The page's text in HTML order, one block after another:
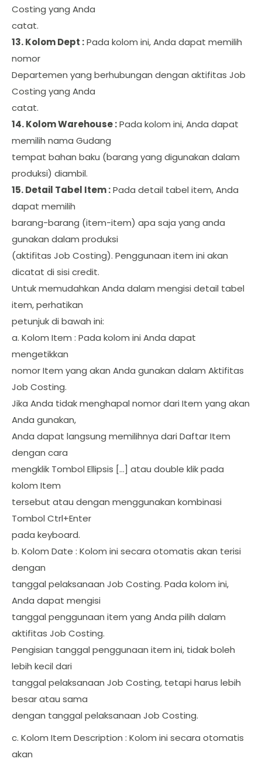
Costing yang Anda
catat.
13. Kolom Dept :Pada kolom ini, Anda dapat memilih
nomor
Departemen yang berhubungan dengan aktifitas Job
Costing yang Anda
catat.
14. Kolom Warehouse :Pada kolom ini, Anda dapat
memilih nama Gudang
tempat bahan baku (barang yang digunakan dalam
produksi) diambil.
15. Detail Tabel Item :Pada detail tabel item, Anda
dapat memilih
barang-barang (item-item) apa saja yang anda
gunakan dalam produksi
(aktifitas Job Costing). Penggunaan item ini akan
dicatat di sisi credit.
Untuk memudahkan Anda dalam mengisi detail tabel
item, perhatikan
petunjuk di bawah ini:
a. Kolom Item : Pada kolom ini Anda dapat
mengetikkan
nomor Item yang akan Anda gunakan dalam Aktifitas
Job Costing.
Jika Anda tidak menghapal nomor dari Item yang akan
Anda gunakan,
Anda dapat langsung memilihnya dari Daftar Item
dengan cara
mengklik Tombol Ellipsis […] atau double klik pada
kolom Item
tersebut atau dengan menggunakan kombinasi
Tombol Ctrl+Enter
pada keyboard.
b. Kolom Date : Kolom ini secara otomatis akan terisi
dengan
tanggal pelaksanaan Job Costing. Pada kolom ini,
Anda dapat mengisi
tanggal penggunaan item yang Anda pilih dalam
aktifitas Job Costing.
Pengisian tanggal penggunaan item ini, tidak boleh
lebih kecil dari
tanggal pelaksanaan Job Costing, tetapi harus lebih
besar atau sama
dengan tanggal pelaksanaan Job Costing.
c. Kolom Item Description : Kolom ini secara otomatis
akan